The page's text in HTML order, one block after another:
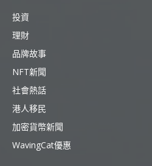
投資
理財
品牌故事
NFT新聞
社會熱話
港人移民
加密貨幣新聞
WavingCat優惠